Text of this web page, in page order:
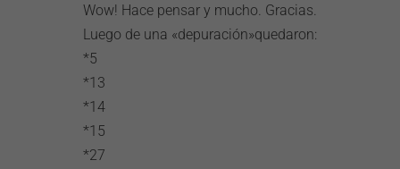
Wow! Hace pensar y mucho. Gracias.
Luego de una «depuración»quedaron:
*5
*13
*14
*15
*27